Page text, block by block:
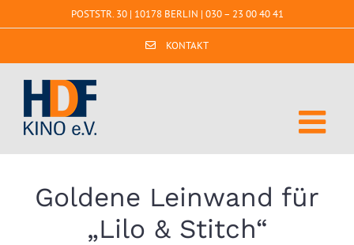
Inhalt
POSTSTR. 30 | 10178 BERLIN | 030 – 23 00 40 41
KONTAKT
Goldene Leinwand für
„Lilo & Stitch“